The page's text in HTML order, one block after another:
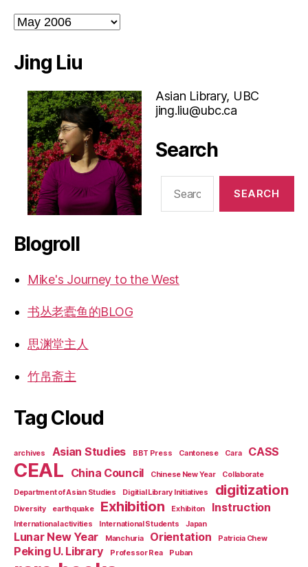
Archives
Jing Liu
Asian Library, UBC
jing.liu@ubc.ca
Search
Blogroll
Mike's Journey to the West
书丛老蠹鱼的BLOG
思渊堂主人
竹帛斋主
Tag Cloud
archives Asian Studies BBT Press Cantonese Cara CASS
CEAL China Council Chinese New Year
Collaborate
Department of Asian Studies
Digitial Library Initiatives digitization
Diversity earthquake Exhibition Exhibiton Instruction
International activities International Students Japan
Lunar New Year Manchuria Orientation Patricia Chew
Peking U. Library Professor Rea Puban